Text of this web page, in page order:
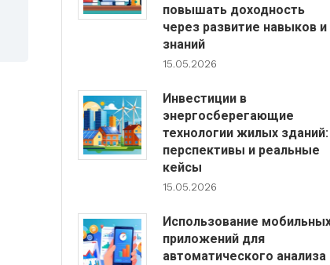
повышать доходность
через развитие навыков и
знаний
15.05.2026
Инвестиции в
энергосберегающие
технологии жилых зданий:
перспективы и реальные
кейсы
15.05.2026
Использование
приложений для
автоматического анализа